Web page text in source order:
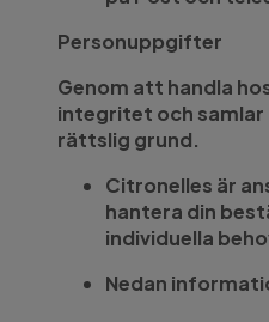
Personuppgifter
Genom att handla
integritet och
rättslig grund.
Citronelles är
hantera din
individuella
Nedan